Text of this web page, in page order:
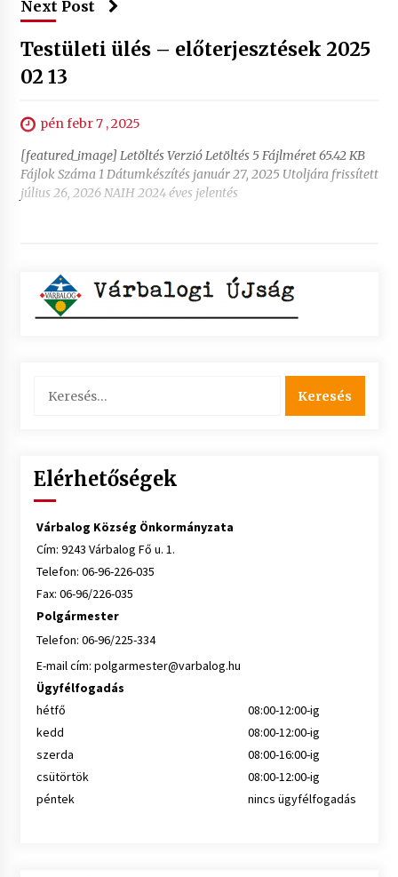
Next Post
Testületi ülés – előterjesztések 2025
02 13
pén febr 7 , 2025
[featured_image] Letöltés Verzió Letöltés 5 Fájlméret 65.42 KB
Fájlok Száma 1 Dátumkészítés január 27, 2025 Utoljára frissített
július 26, 2026 NAIH 2024 éves jelentés
Elérhetőségek
Várbalog Község Önkormányzata
Cím: 9243 Várbalog Fő u. 1.
Telefon: 06-96-226-035
Fax: 06-96/226-035
Polgármester
Telefon: 06-96/225-334
E-mail cím: polgarmester@varbalog.hu
Ügyfélfogadás
hétfő
08:00-12:00-ig
kedd
08:00-12:00-ig
szerda
08:00-16:00-ig
csütörtök
08:00-12:00-ig
péntek
nincs ügyfélfogadás